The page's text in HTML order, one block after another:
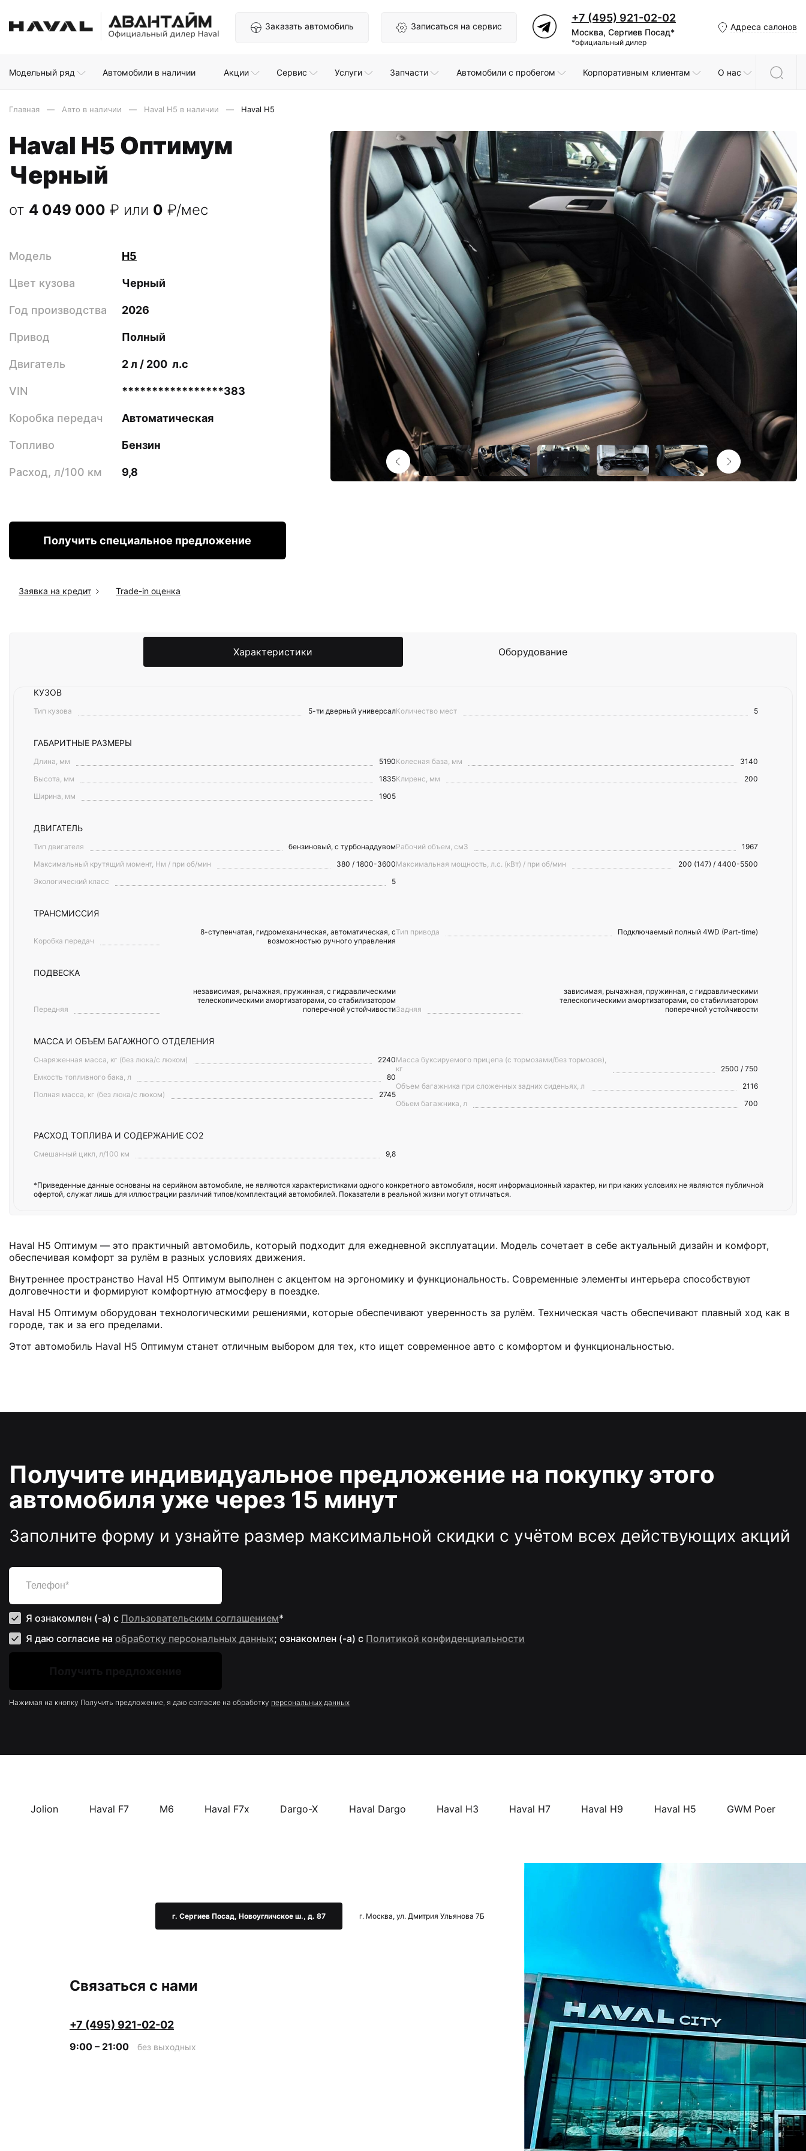
Заказать автомобиль Записаться на сервис
+7 (495) 921-02-02
Москва, Сергиев Посад*
*официальный дилер
Адреса салонов
Модельный ряд Автомобили в наличии Акции Сервис Услуги Запчасти Автомобили с пробегом Корпоративным клиентам О нас
Главная Авто в наличии Haval H5 в наличии Haval H5
Haval H5 Оптимум
Черный
от 4 049 000 ₽ или 0 ₽/мес
Модель
Цвет кузова
Год производства
Привод
Двигатель
VIN
Коробка передач
Топливо
Расход, л/100 км
H5
Черный
2026
Полный
2 л / 200 л.с
*****************383
Автоматическая
Бензин
9,8
Получить специальное предложение
Заявка на кредит Trade-in оценка
Характеристики Оборудование
КУЗОВ
Тип кузова 5-ти дверный универсалКоличество мест 5
ГАБАРИТНЫЕ РАЗМЕРЫ
Длина, мм
5190
Высота, мм
1835
Ширина, мм
1905
Колесная база, мм
3140
Клиренс, мм
200
ДВИГАТЕЛЬ
Тип двигателя
бензиновый, с турбонаддувом
Максимальный крутящий момент, Нм / при об/мин
380 / 1800-3600
Экологический класс
5
Рабочий объем, см3
1967
Максимальная мощность, л.с. (кВт) / при об/мин
200 (147) / 4400-5500
ТРАНСМИССИЯ
Коробка передач
8-ступенчатая, гидромеханическая, автоматическая, с
возможностью ручного управления
Тип привода Подключаемый полный 4WD (Part-time)
ПОДВЕСКА
Передняя
независимая, рычажная, пружинная, с гидравлическими
телескопическими амортизаторами, со стабилизатором
поперечной устойчивостиЗадняя
зависимая, рычажная, пружинная, с гидравлическими
телескопическими амортизаторами, со стабилизатором
поперечной устойчивости
МАССА И ОБЪЕМ БАГАЖНОГО ОТДЕЛЕНИЯ
Снаряженная масса, кг (без люка/с люком)
2240
Емкость топливного бака, л
80
Полная масса, кг (без люка/с люком)
2745
Масса буксируемого прицепа (с тормозами/без тормозов),
кг
2500 / 750
Объем багажника при сложенных задних сиденьях, л
2116
Обьем багажника, л
700
РАСХОД ТОПЛИВА И СОДЕРЖАНИЕ СО2
Смешанный цикл, л/100 км 9,8
*Приведенные данные основаны на серийном автомобиле, не являются характеристиками одного конкретного автомобиля, носят информационный характер, ни при каких условиях не являются публичной
офертой, служат лишь для иллюстрации различий типов/комплектаций автомобилей. Показатели в реальной жизни могут отличаться.
Haval H5 Оптимум — это практичный автомобиль, который подходит для ежедневной эксплуатации. Модель сочетает в себе актуальный дизайн и комфорт,
обеспечивая комфорт за рулём в разных условиях движения.
Внутреннее пространство Haval H5 Оптимум выполнен с акцентом на эргономику и функциональность. Современные элементы интерьера способствуют
долговечности и формируют комфортную атмосферу в поездке.
Haval H5 Оптимум оборудован технологическими решениями, которые обеспечивают уверенность за рулём. Техническая часть обеспечивают плавный ход как в
городе, так и за его пределами.
Этот автомобиль Haval H5 Оптимум станет отличным выбором для тех, кто ищет современное авто с комфортом и функциональностью.
Получите индивидуальное предложение на покупку этого
автомобиля уже через 15 минут
Заполните форму и узнайте размер максимальной скидки с учётом всех действующих акций
Я ознакомлен (-а) с Пользовательским соглашением*
Я даю согласие на обработку персональных данных; ознакомлен (-а) c Политикой конфиденциальности
Нажимая на кнопку Получить предложение, я даю согласие на обработку персональных данных
Jolion Haval F7 M6 Haval F7x Dargo-X Haval Dargo Haval H3 Haval H7 Haval H9 Haval H5 GWM Poer
г. Сергиев Посад, Новоугличское ш., д. 87 г. Москва, ул. Дмитрия Ульянова 7Б
Связаться с нами
+7 (495) 921-02-02
9:00 – 21:00 без выходных